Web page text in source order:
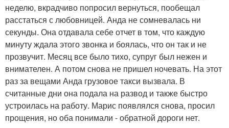
неделю, вкрадчиво попросил вернуться, пообещал
расстаться с любовницей. Анда не сомневалась ни
секунды. Она отдавала себе отчет в том, что каждую
минуту ждала этого звонка и боялась, что он так и не
прозвучит. Месяц все было тихо, супруг был нежен и
внимателен. А потом снова не пришел ночевать. На этот
раз за вещами Анда грузовое такси вызвала. В
считанные дни она подала на развод и также быстро
устроилась на работу. Марис появлялся снова, просил
прощения, но оба понимали - обратной дороги нет.